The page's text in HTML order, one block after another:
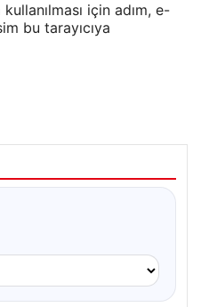
için adım, e-
bu tarayıcıya